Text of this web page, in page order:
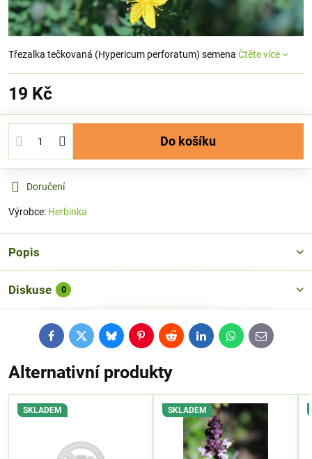
Třezalka tečkovaná (Hypericum perforatum) semena Čtěte více
19 Kč
Do košíku
Doručení
Výrobce: Herbinka
Popis
Diskuse 0
FacebookTwitterBlueskyPinterestRedditLinkedInWhatsApp
E-
mail
Alternativní produkty
SKLADEM SKLADEM